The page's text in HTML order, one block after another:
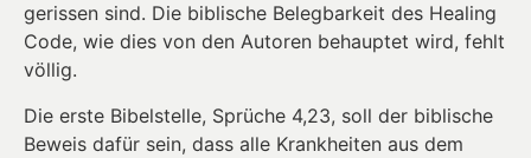
gerissen sind. Die biblische Belegbarkeit des Healing
Code, wie dies von den Autoren behauptet wird, fehlt
völlig.
Die erste Bibelstelle, Sprüche 4,23, soll der biblische
Beweis dafür sein, dass alle Krankheiten aus dem